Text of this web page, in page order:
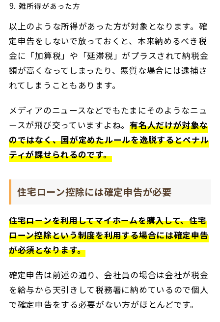
雑所得があった方
以上のような所得があった方が対象となります。確
定申告をしないで放っておくと、本来納めるべき税
金に「加算税」や「延滞税」がプラスされて納税金
額が高くなってしまったり、悪質な場合には逮捕さ
れてしまうこともあります。
メディアのニュースなどでもたまにそのようなニュ
ースが飛び交っていますよね。有名人だけが対象な
のではなく、国が定めたルールを逸脱するとペナル
ティが課せられるのです。
住宅ローン控除には確定申告が必要
住宅ローンを利用してマイホームを購入して、住宅
ローン控除という制度を利用する場合には確定申告
が必須となります。
確定申告は前述の通り、会社員の場合は会社が税金
を給与から天引きして税務署に納めているので個人
で確定申告をする必要がない方がほとんどです。